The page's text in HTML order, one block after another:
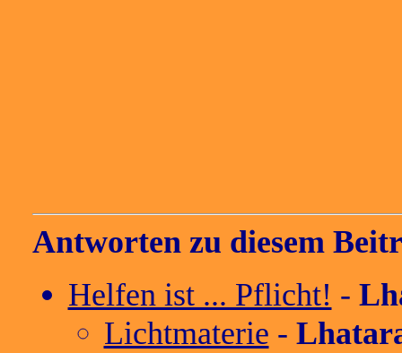
Antworten zu diesem
Helfen ist ... Pflicht! -
Lichtmaterie -